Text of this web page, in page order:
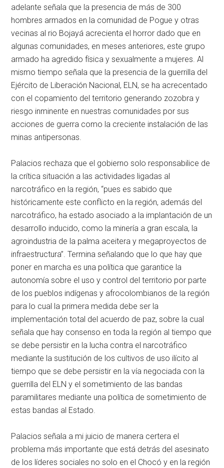
adelante señala que la presencia de más de 300
hombres armados en la comunidad de Pogue y otras
vecinas al rio Bojayá acrecienta el horror dado que en
algunas comunidades, en meses anteriores, este grupo
armado ha agredido física y sexualmente a mujeres. Al
mismo tiempo señala que la presencia de la guerrilla del
Ejército de Liberación Nacional, ELN, se ha acrecentado
con el copamiento del territorio generando zozobra y
riesgo inminente en nuestras comunidades por sus
acciones de guerra como la creciente instalación de las
minas antipersonas.
Palacios rechaza que el gobierno solo responsabilice de
la crítica situación a las actividades ligadas al
narcotráfico en la región, “pues es sabido que
históricamente este conflicto en la región, además del
narcotráfico, ha estado asociado a la implantación de un
desarrollo inducido, como la minería a gran escala, la
agroindustria de la palma aceitera y megaproyectos de
infraestructura”. Termina señalando que lo que hay que
poner en marcha es una política que garantice la
autonomía sobre el uso y control del territorio por parte
de los pueblos indígenas y afrocolombianos de la región
para lo cual la primera medida debe ser la
implementación total del acuerdo de paz, sobre la cual
señala que hay consenso en toda la región al tiempo que
se debe persistir en la lucha contra el narcotráfico
mediante la sustitución de los cultivos de uso ilícito al
tiempo que se debe persistir en la vía negociada con la
guerrilla del ELN y el sometimiento de las bandas
paramilitares mediante una política de sometimiento de
estas bandas al Estado.
Palacios señala a mi juicio de manera certera el
problema más importante que está detrás del asesinato
de los líderes sociales no solo en el Chocó y en la región